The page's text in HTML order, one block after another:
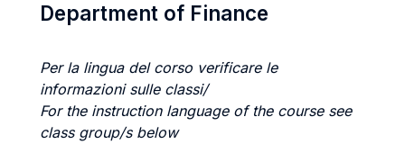
Department of Finance
Per la lingua del corso verificare le
informazioni sulle classi/
For the instruction language of the course see
class group/s below